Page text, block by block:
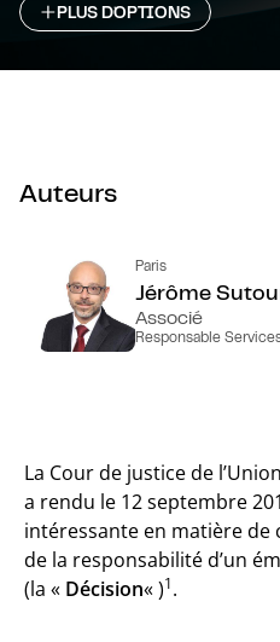
PLUS D`OPTIONS
Auteurs
Paris
Jérôme
Associé
Responsable
La Cour de justice de
a rendu le 12 septembre
intéressante en matière de
de la responsabilité d’un
(la « Décision« )1.